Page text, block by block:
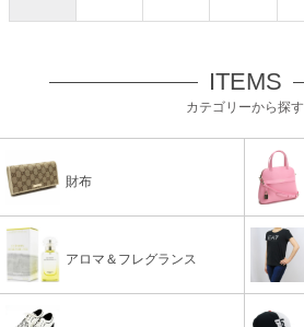
ITEMS
カテゴリーから探す
財布
アロマ＆フレグランス